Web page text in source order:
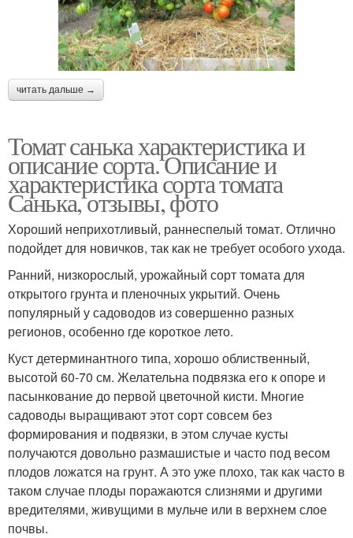
читать дальше →
Томат санька характеристика и
описание сорта. Описание и
характеристика сорта томата
Санька, отзывы, фото
Хороший неприхотливый, раннеспелый томат. Отлично
подойдет для новичков, так как не требует особого ухода.
Ранний, низкорослый, урожайный сорт томата для
открытого грунта и пленочных укрытий. Очень
популярный у садоводов из совершенно разных
регионов, особенно где короткое лето.
Куст детерминантного типа, хорошо облиственный,
высотой 60-70 см. Желательна подвязка его к опоре и
пасынкование до первой цветочной кисти. Многие
садоводы выращивают этот сорт совсем без
формирования и подвязки, в этом случае кусты
получаются довольно размашистые и часто под весом
плодов ложатся на грунт. А это уже плохо, так как часто в
таком случае плоды поражаются слизнями и другими
вредителями, живущими в мульче или в верхнем слое
почвы.